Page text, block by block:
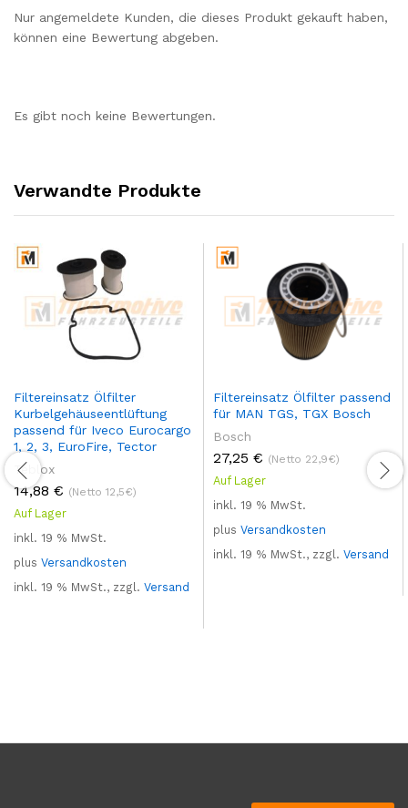
Nur angemeldete Kunden, die dieses Produkt gekauft haben,
können eine Bewertung abgeben.
Es gibt noch keine Bewertungen.
Verwandte Produkte
Filtereinsatz Ölfilter
Kurbelgehäuseentlüftung
passend für Iveco Eurocargo
1, 2, 3, EuroFire, Tector
Teblox
14,88 € (Netto 12,5€)
Auf Lager
inkl. 19 % MwSt.
plus Versandkosten
inkl. 19 % MwSt., zzgl. Versand
Filtereinsatz Ölfilter passend
für MAN TGS, TGX Bosch
Bosch
27,25 € (Netto 22,9€)
Auf Lager
inkl. 19 % MwSt.
plus Versandkosten
inkl. 19 % MwSt., zzgl. Versand